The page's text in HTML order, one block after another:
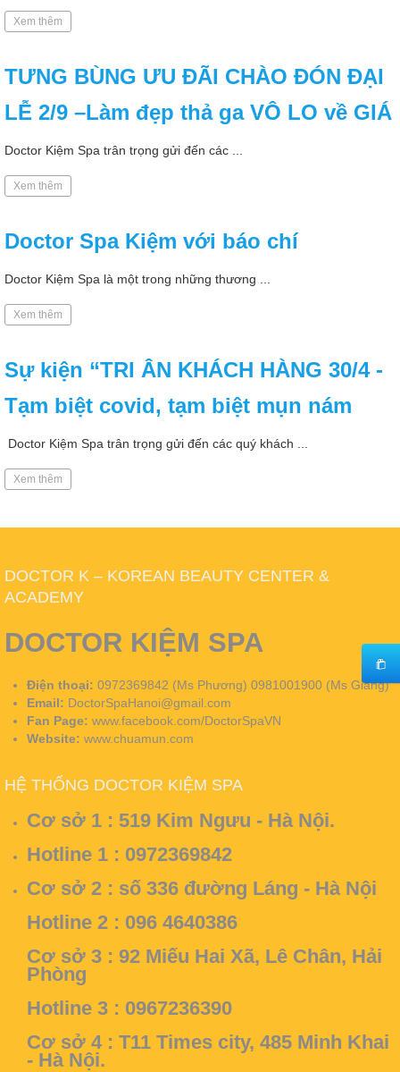
Xem thêm
TƯNG BÙNG ƯU ĐÃI CHÀO ĐÓN ĐẠI
LỄ 2/9 –Làm đẹp thả ga VÔ LO về GIÁ
Doctor Kiệm Spa trân trọng gửi đến các ...
Xem thêm
Doctor Spa Kiệm với báo chí
Doctor Kiệm Spa là một trong những thương ...
Xem thêm
Sự kiện “TRI ÂN KHÁCH HÀNG 30/4 -
Tạm biệt covid, tạm biệt mụn nám
Doctor Kiệm Spa trân trọng gửi đến các quý khách ...
Xem thêm
DOCTOR K – KOREAN BEAUTY CENTER &
ACADEMY
DOCTOR KIỆM SPA
Điện thoại: 0972369842 (Ms Phương) 0981001900 (Ms Giang)
Email: DoctorSpaHanoi@gmail.com
Fan Page: www.facebook.com/DoctorSpaVN
Website: www.chuamun.com
HỆ THỐNG DOCTOR KIỆM SPA
Cơ sở 1 : 519 Kim Ngưu - Hà Nội.
Hotline 1 : 0972369842
Cơ sở 2 : số 336 đường Láng - Hà Nội
Hotline 2 : 096 4640386
Cơ sở 3 : 92 Miếu Hai Xã, Lê Chân, Hải
Phòng
Hotline 3 : 0967236390
Cơ sở 4 : T11 Times city, 485 Minh Khai
- Hà Nội.